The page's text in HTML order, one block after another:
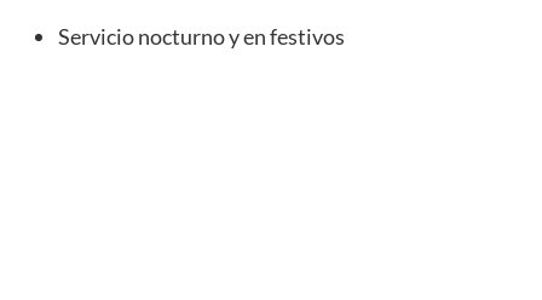
Servicio nocturno y en festivos